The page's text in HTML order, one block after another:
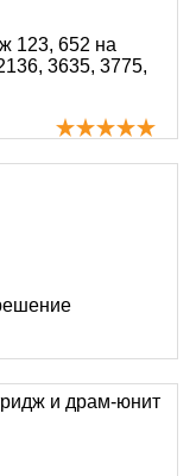
123, 652 на
3635, 3775,
и драм-юнит